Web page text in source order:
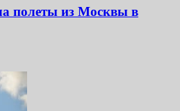
полеты из Москвы в